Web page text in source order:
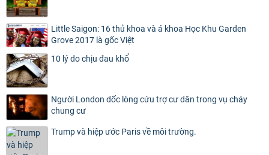
Little Saigon: 16 thủ khoa và á khoa Học Khu Garden
Grove 2017 là gốc Việt
10 lý do chịu đau khổ
Người London dốc lòng cứu trợ cư dân trong vụ cháy
chung cư
Trump và hiệp ước Paris về môi trường.